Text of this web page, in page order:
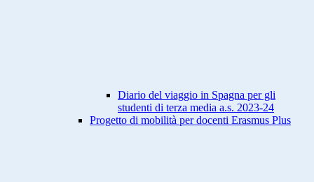
Diario del viaggio in Spagna per gli
studenti di terza media a.s. 2023-24
Progetto di mobilità per docenti Erasmus Plus